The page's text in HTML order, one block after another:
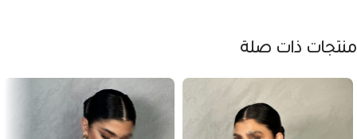
منتجات ذات صلة